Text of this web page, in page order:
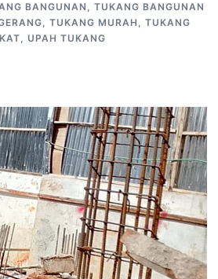
BANGUNAN, TUKANG BANGUNAN
, TUKANG MURAH , TUKANG
, UPAH TUKANG